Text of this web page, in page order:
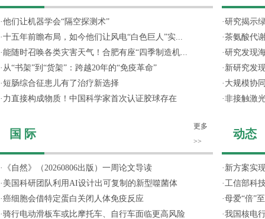
·他们让机器学会“隔空探测术”
·十五年前瞻布局，如今他们让风电“白色巨人”实...
·能随时召唤各类灾害天气！合肥有座“四季制造机...
· 从“书架”到“货架”：跨越20年的“免疫革命”
· 短肠综合征患儿有了治疗新选择
· 力直接构成物质！中国科学家首次认证胶球存在
国 际
更多
>>
·
《自然》（20260806出版）一周论文导读
· 美国科研团队利用AI设计出可复制的新型噬菌体
·癌细胞会借特定蛋白关闭人体免疫反应
·骑行电动滑板车或比摩托车、自行车面临更高风险
·研究揭示
·茶氨酸代
·研究发现
· 新研究发
· 大规模协
·非接触激
动态
· 新方案实
·工信部科
·母爱“倍”
·我国核电